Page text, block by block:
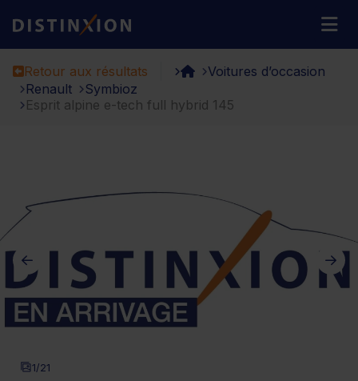
Distinxion
Retour aux résultats
Voitures d’occasion
Renault
Symbioz
Esprit alpine e-tech full hybrid 145
1/21